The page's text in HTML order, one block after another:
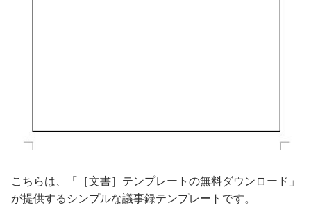
こちらは、「［文書］テンプレートの無料ダウンロード」
が提供するシンプルな議事録テンプレートです。